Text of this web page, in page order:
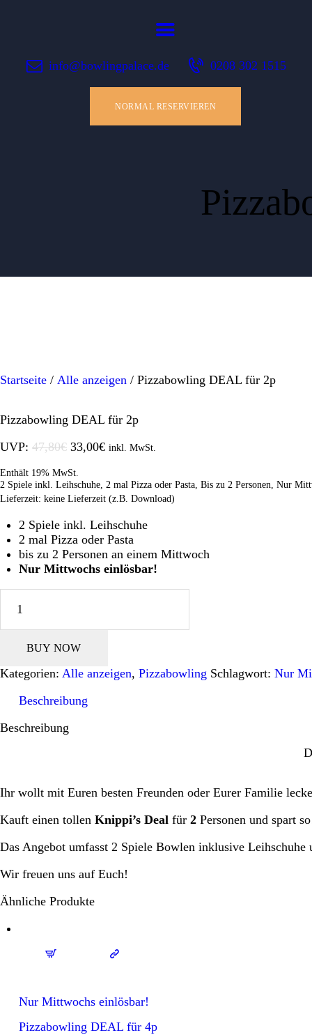
info@bowlingpalace.de 0208 302 1515
NORMAL RESERVIEREN
Bowlingpalace Oberhausen Shop
Bowling Deals in Oberhausen
KONTAKT
WARENKORB
Startseite / Alle anzeigen / Pizzabowling DEAL für 2p
Pizzabowling DEAL für 2p
UVP: 47,80€ 33,00€ inkl. MwSt.
Enthält 19% MwSt.
2 Spiele inkl. Leihschuhe, 2 mal Pizza oder Pasta, Bis zu 2 Personen, Nur
Lieferzeit: keine Lieferzeit (z.B. Download)
2 Spiele inkl. Leihschuhe
2 mal Pizza oder Pasta
bis zu 2 Personen an einem Mittwoch
Nur Mittwochs einlösbar!
DEAL
MengeBUY NOW
Kategorien: Alle anzeigen, Pizzabowling Schlagwort: Nur
Beschreibung
Beschreibung
Ihr wollt mit Euren besten Freunden oder Eurer Familie
Kauft einen tollen Knippi’s Deal für 2 Personen und spart
Das Angebot umfasst 2 Spiele Bowlen inklusive Leihschuhe
Wir freuen uns auf Euch!
Ähnliche Produkte
Nur Mittwochs einlösbar!
Pizzabowling DEAL für 4p